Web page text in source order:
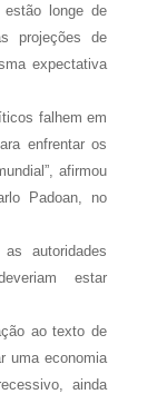
estão longe de
projeções de
expectativa
falhem em
enfrentar os
afirmou
Padoan, no
autoridades
estar
ao texto de
uma economia
ainda